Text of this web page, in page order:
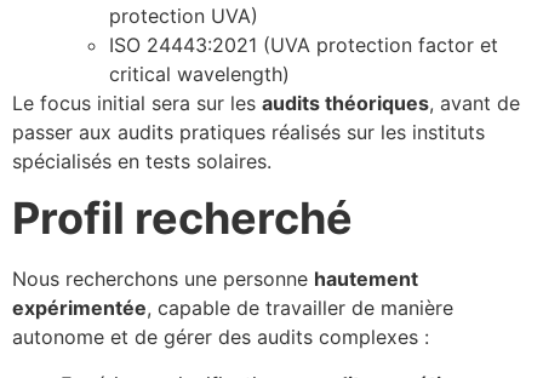
protection UVA)
ISO 24443:2021 (UVA protection factor et
critical wavelength)
Le focus initial sera sur les audits théoriques, avant de
passer aux audits pratiques réalisés sur les instituts
spécialisés en tests solaires.
Profil recherché
Nous recherchons une personne hautement
expérimentée, capable de travailler de manière
autonome et de gérer des audits complexes :